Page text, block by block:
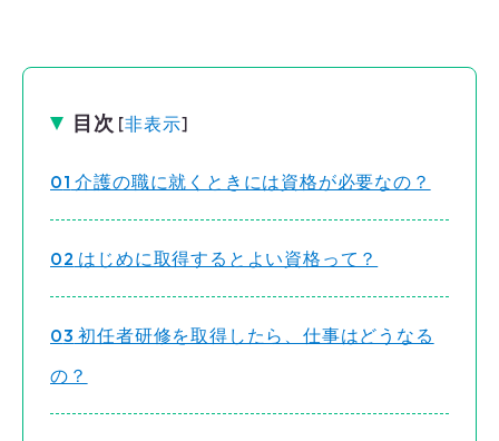
目次 [非表示]
1 介護の職に就くときには資格が必要なの？
2 はじめに取得するとよい資格って？
3 初任者研修を取得したら、仕事はどうなる
の？